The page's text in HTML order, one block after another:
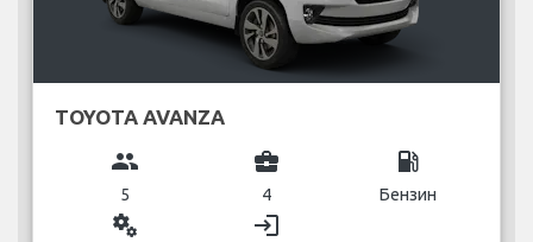
TOYOTA AVANZA
group
5
business_center
4
local_gas_station
Бензин
miscellaneous_services login